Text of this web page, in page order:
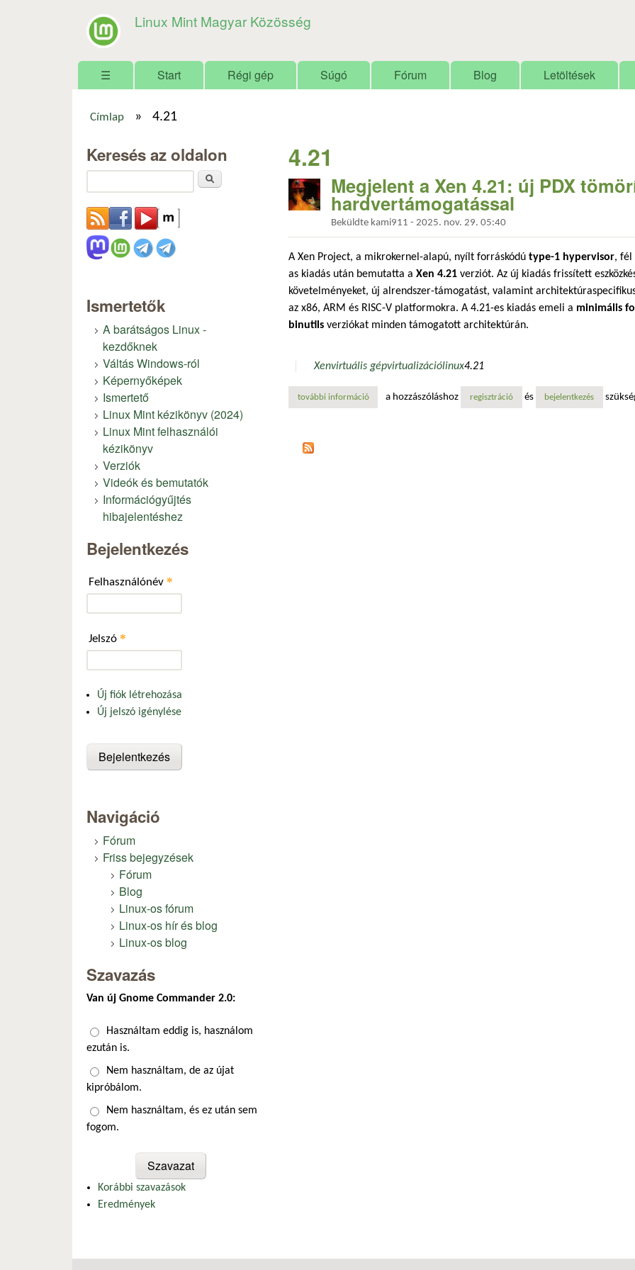
Linux Mint Magyar Közösség
Főmenü
☰ Start Régi gép Súgó Fórum Blog Letöltések
Címlap » 4.21
4.21
Megjelent a Xen 4.21: új PDX
hardvertámogatással
Beküldte kami911 - 2025. nov. 29. 05:40
A Xen Project, a mikrokernel-alapú, nyílt forráskódú type-1 hypervisor, fél
as kiadás után bemutatta a Xen 4.21 verziót. Az új kiadás frissített
követelményeket, új alrendszer-támogatást, valamint
az x86, ARM és RISC-V platformokra. A 4.21-es kiadás emeli a minimális
binutils verziókat minden támogatott architektúrán.
Xenvirtuális gépvirtualizációlinux4.21
további információmegjelent a xen 4.21: új pdx tömörítéssel és fejlett
a hozzászóláshoz regisztráció és bejelentkezés
Keresés az oldalon
Ismertetők
A barátságos Linux -
kezdőknek
Váltás Windows-ról
Képernyőképek
Ismertető
Linux Mint kézikönyv (2024)
Linux Mint felhasználói
kézikönyv
Verziók
Videók és bemutatók
Információgyűjtés
hibajelentéshez
Bejelentkezés
Felhasználónév *
Jelszó *
Új fiók létrehozása
Új jelszó igénylése
Navigáció
Fórum
Friss bejegyzések
Fórum
Blog
Linux-os fórum
Linux-os hír és blog
Linux-os blog
Szavazás
Van új Gnome Commander 2.0:
Választások
Használtam eddig is, használom
ezután is.
Nem használtam, de az újat
kipróbálom.
Nem használtam, és ez után sem
fogom.
Korábbi szavazások
Eredmények